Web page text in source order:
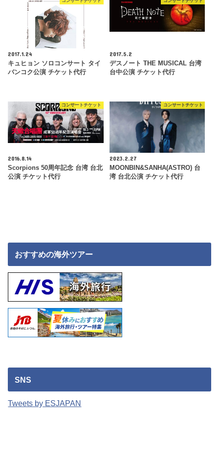
2017.1.24
キュヒョン ソロコンサート タイ
バンコク公演 チケット代行
2017.5.2
デスノート THE MUSICAL 台湾
台中公演 チケット代行
コンサートチケット
2016.8.14
Scorpions 50周年記念 台湾 台北
公演 チケット代行
コンサートチケット
2023.2.27
MOONBIN&SANHA(ASTRO) 台
湾 台北公演 チケット代行
おすすめの海外ツアー
SNS
Tweets by ESJAPAN